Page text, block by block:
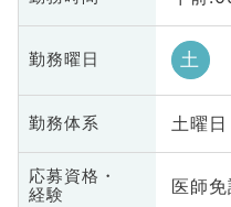
勤務曜日 土
勤務体系 土曜
応募資格・
経験
医師